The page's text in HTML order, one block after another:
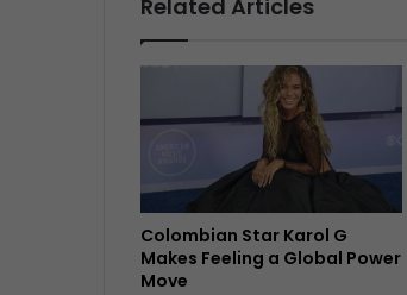
Related Articles
Colombian Star Karol G
Makes Feeling a Global Power
Move